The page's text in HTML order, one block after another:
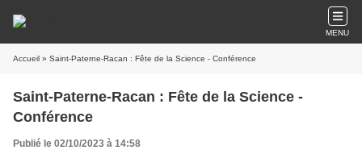
MENU
Accueil » Saint-Paterne-Racan : Fête de la Science - Conférence
Saint-Paterne-Racan : Fête de la Science -
Conférence
Publié le 02/10/2023 à 14:58